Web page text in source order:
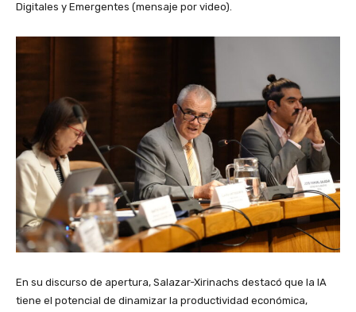
Digitales y Emergentes (mensaje por video).
En su discurso de apertura, Salazar-Xirinachs destacó que la IA
tiene el potencial de dinamizar la productividad económica,